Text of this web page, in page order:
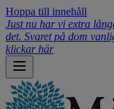
Hoppa till innehåll
Just nu har vi extra
det. Svaret på dom
klickar här